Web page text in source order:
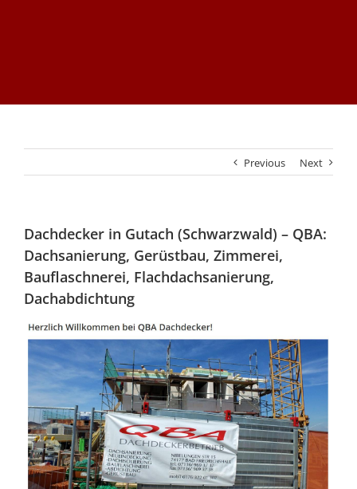
Previous Next
Dachdecker in Gutach (Schwarzwald) – QBA:
Dachsanierung, Gerüstbau, Zimmerei,
Bauflaschnerei, Flachdachsanierung,
Dachabdichtung